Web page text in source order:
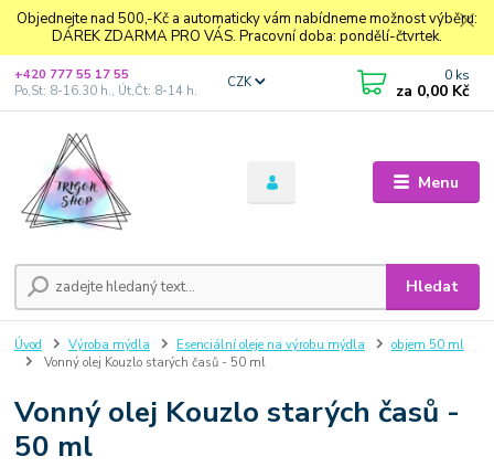
Objednejte nad 500,-Kč a automaticky vám nabídneme možnost výběru:
DÁREK ZDARMA PRO VÁS. Pracovní doba: pondělí-čtvrtek.
Menu
CZK
Hledat
+420 777 55 17 55
Po,St: 8-16.30 h., Út,Čt: 8-14 h.
0 ks
za 0,00 Kč
Úvod Výroba mýdla Esenciální oleje na výrobu mýdla
objem 50 ml
Vonný olej Kouzlo starých časů - 50 ml
Vonný olej Kouzlo starých časů -
50 ml